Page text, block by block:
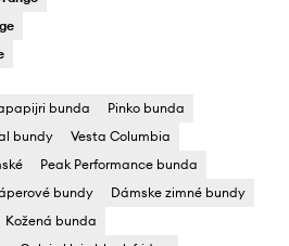
bunda
Pinko bunda
bundy
Vesta Columbia
Peak Performance bunda
bundy
Dámske zimné bundy
Kožená bunda